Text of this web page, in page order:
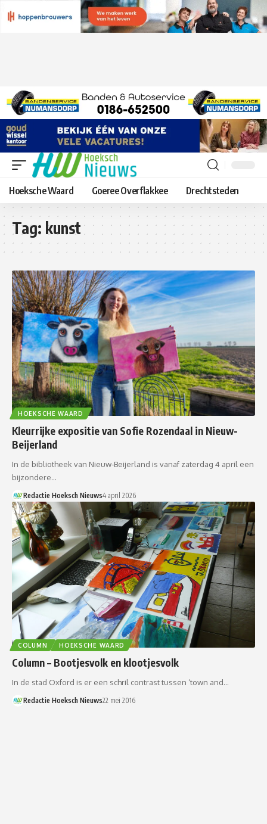
Hoeksche Waard Goeree Overflakkee Drechtsteden
Tag: kunst
HOEKSCHE WAARD
Kleurrijke expositie van Sofie Rozendaal in Nieuw-
Beijerland
In de bibliotheek van Nieuw-Beijerland is vanaf zaterdag 4 april een
bijzondere…
Redactie Hoeksch Nieuws4 april 2026
COLUMN HOEKSCHE WAARD
Column – Bootjesvolk en klootjesvolk
In de stad Oxford is er een schril contrast tussen ‘town and…
Redactie Hoeksch Nieuws22 mei 2016